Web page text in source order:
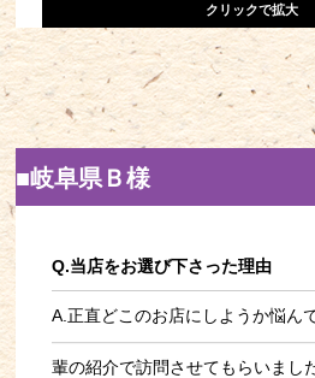
クリックで拡大
■岐阜県Ｂ様
Q.当店をお選び下さった理由
A.正直どこのお店にしようか悩ん
輩の紹介で訪問させてもらいまし